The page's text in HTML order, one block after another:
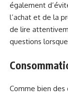
également
l’achat et de la
de lire
questions
Comme bien des